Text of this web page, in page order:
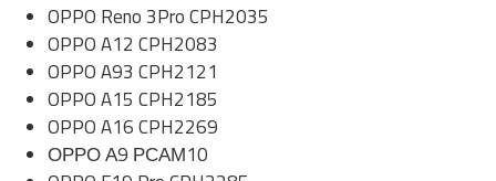
OPPO Reno 3Pro CPH2035
OPPO A12 CPH2083
OPPO A93 CPH2121
OPPO A15 CPH2185
OPPO A16 CPH2269
ОРРО А9 РСАМ10